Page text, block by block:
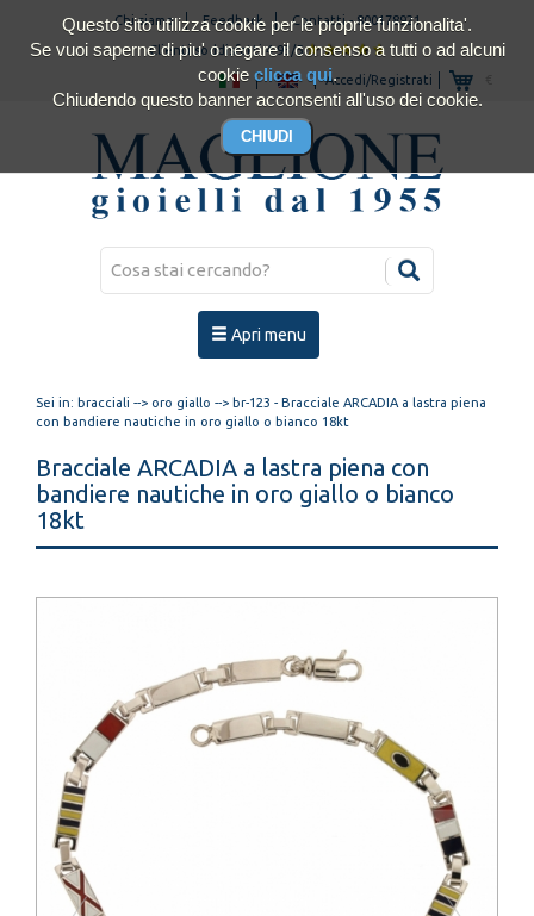
Chi siamo Feedback Contatti-800178921
Clienti soddisfatti 4.93/5
Accedi/Registrati
Apri menu
Sei in: bracciali --> oro giallo --> br-123 - Bracciale ARCADIA a lastra piena
con bandiere nautiche in oro giallo o bianco 18kt
Bracciale ARCADIA a lastra piena con
bandiere nautiche in oro giallo o bianco
18kt
Questo sito utilizza cookie per le proprie funzionalita'.
Se vuoi saperne di piu' o negare il consenso a tutti o ad alcuni
cookie clicca qui.
Chiudendo questo banner acconsenti all'uso dei cookie.